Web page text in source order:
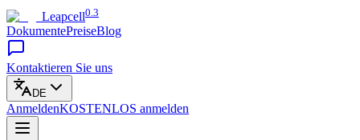
Leapcell0.3
DokumentePreiseBlog
Kontaktieren Sie uns
DE
AnmeldenKOSTENLOS anmelden